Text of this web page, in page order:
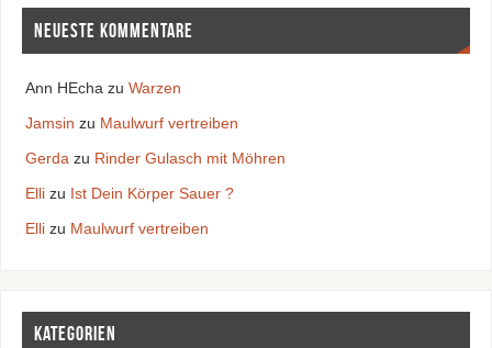
Neueste Kommentare
Ann HEcha zu Warzen
Jamsin zu Maulwurf vertreiben
Gerda zu Rinder Gulasch mit Möhren
Ellizu Ist Dein Körper Sauer ?
Ellizu Maulwurf vertreiben
Kategorien